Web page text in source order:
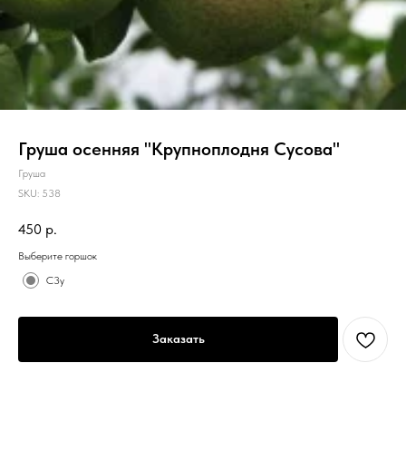
Груша осенняя "Крупноплодня Сусова"
Груша
SKU: 538
450 р.
Выберите горшок
С3у
Заказать